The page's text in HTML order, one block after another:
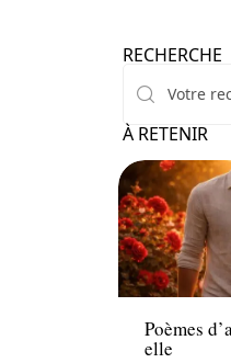
RECHERCHE
À RETENIR
Conseils
Poèmes
elle